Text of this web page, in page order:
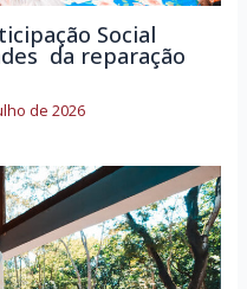
Social
da reparação
de 2026